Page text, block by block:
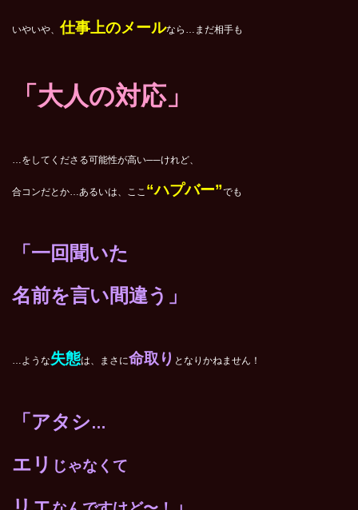
いやいや、 仕事上のメールなら…まだ相手も
「大人の対応」
…をしてくださる可能性が高い──けれど、
合コンだとか…あるいは、ここ “ハプバー”でも
「一回 聞いた
名前を言い間違う」
…ような失態は、まさに命取り となりかねません！
「アタシ…
エリ じゃなくて